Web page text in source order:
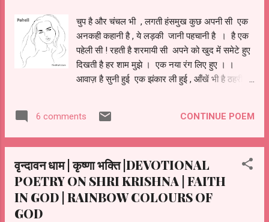
चुप है और चंचल भी , लगती हंसमुख कुछ अपनी सी एक
अनकही कहानी है , ये लड़की जानी पहचानी है । है एक
पहेली सी ! रहती है शरमायी सी अपने को खुद में समेटे हुए
दिखती है हर शाम मुझे । एक नया रंग लिए हुए । ।
आवाज़ है सुनी हुई एक झंकार ली हुई , आँखें भी है ठहरी हुई
।।
6 comments CONTINUE POEM
वृन्दावन धाम | कृष्णा भक्ति |DEVOTIONAL
POETRY ON SHRI KRISHNA | FAITH
IN GOD | RAINBOW COLOURS OF
GOD